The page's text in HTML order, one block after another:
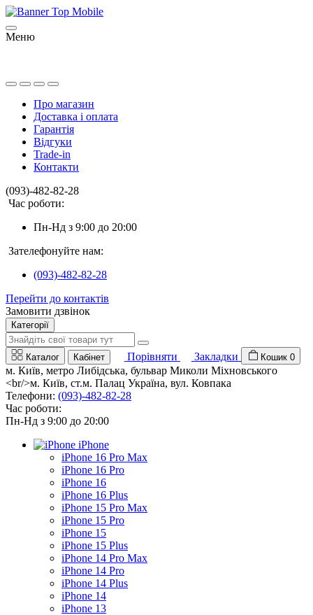
Меню
Про магазин
Доставка і оплата
Гарантія
Відгуки
Trade-in
Контакти
(093)-482-82-28
Час роботи:
Пн-Нд з 9:00 до 20:00
Зателефонуйте нам:
(093)-482-82-28
Перейти до контактів
Замовити дзвінок
Категорії
Каталог Кабінет Порівняти Закладки Кошик 0
м. Київ, метро Либідська, бульвар Миколи Міхновського
<br/>м. Київ, ст.м. Палац Україна, вул. Ковпака
Телефони: (093)-482-82-28
Час роботи:
Пн-Нд з 9:00 до 20:00
iPhone
iPhone 16 Pro Max
iPhone 16 Pro
iPhone 16
iPhone 16 Plus
iPhone 15 Pro Max
iPhone 15 Pro
iPhone 15
iPhone 15 Plus
iPhone 14 Pro Max
iPhone 14 Pro
iPhone 14 Plus
iPhone 14
iPhone 13